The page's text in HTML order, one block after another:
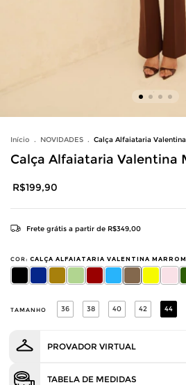
Início . NOVIDADES . Calça Alfaiataria
Calça Alfaiataria Valentina
R$199,90
Frete grátis a partir de R$349,00
COR: CALÇA ALFAIATARIA VALENTINA MARROM
TAMANHO 36 38 40 42 44
PROVADOR VIRTUAL
TABELA DE MEDIDAS